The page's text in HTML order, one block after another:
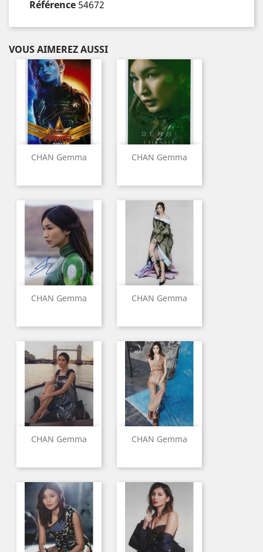
Référence 54672
VOUS AIMEREZ AUSSI
CHAN Gemma CHAN Gemma
CHAN Gemma CHAN Gemma
CHAN Gemma CHAN Gemma